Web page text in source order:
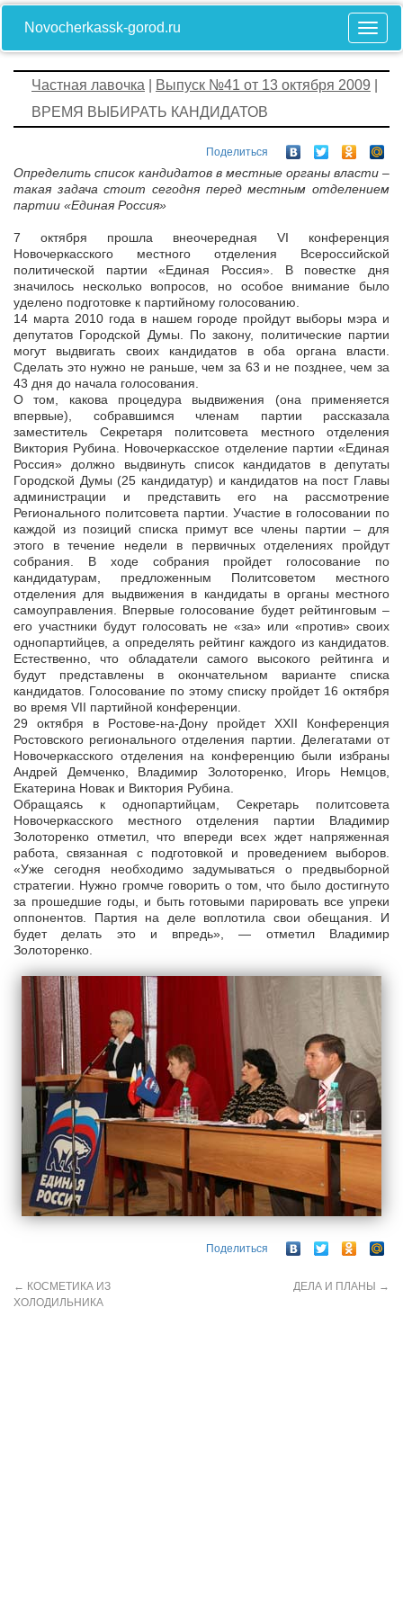
Novocherkassk-gorod.ru
Частная лавочка Выпуск №41 от 13 октября 2009
ВРЕМЯ ВЫБИРАТЬ КАНДИДАТОВ
Поделиться
Определить список кандидатов в местные органы власти –
такая задача стоит сегодня перед местным отделением
партии «Единая Россия»
7 октября прошла внеочередная VI конференция
Новочеркасского местного отделения Всероссийской
политической партии «Единая Россия». В повестке дня
значилось несколько вопросов, но особое внимание было
уделено подготовке к партийному голосованию.
14 марта 2010 года в нашем городе пройдут выборы мэра и
депутатов Городской Думы. По закону, политические партии
могут выдвигать своих кандидатов в оба органа власти.
Сделать это нужно не раньше, чем за 63 и не позднее, чем за
43 дня до начала голосования.
О том, какова процедура выдвижения (она применяется
впервые), собравшимся членам партии рассказала
заместитель Секретаря политсовета местного отделения
Виктория Рубина. Новочеркасское отделение партии «Единая
Россия» должно выдвинуть список кандидатов в депутаты
Городской Думы (25 кандидатур) и кандидатов на пост Главы
администрации и представить его на рассмотрение
Регионального политсовета партии. Участие в голосовании по
каждой из позиций списка примут все члены партии – для
этого в течение недели в первичных отделениях пройдут
собрания. В ходе собрания пройдет голосование по
кандидатурам, предложенным Политсоветом местного
отделения для выдвижения в кандидаты в органы местного
самоуправления. Впервые голосование будет рейтинговым –
его участники будут голосовать не «за» или «против» своих
однопартийцев, а определять рейтинг каждого из кандидатов.
Естественно, что обладатели самого высокого рейтинга и
будут представлены в окончательном варианте списка
кандидатов. Голосование по этому списку пройдет 16 октября
во время VII партийной конференции.
29 октября в Ростове-на-Дону пройдет XXII Конференция
Ростовского регионального отделения партии. Делегатами от
Новочеркасского отделения на конференцию были избраны
Андрей Демченко, Владимир Золоторенко, Игорь Немцов,
Екатерина Новак и Виктория Рубина.
Обращаясь к однопартийцам, Секретарь политсовета
Новочеркасского местного отделения партии Владимир
Золоторенко отметил, что впереди всех ждет напряженная
работа, связанная с подготовкой и проведением выборов.
«Уже сегодня необходимо задумываться о предвыборной
стратегии. Нужно громче говорить о том, что было достигнуто
за прошедшие годы, и быть готовыми парировать все упреки
оппонентов. Партия на деле воплотила свои обещания. И
будет делать это и впредь», — отметил Владимир
Золоторенко.
Поделиться
← КОСМЕТИКА ИЗ
ХОЛОДИЛЬНИКА
ДЕЛА И ПЛАНЫ →